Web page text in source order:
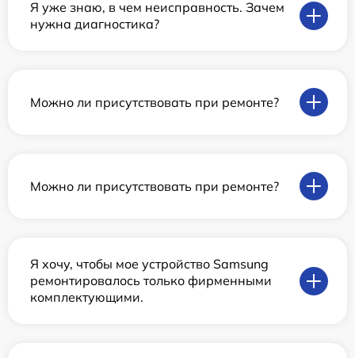
Я уже знаю, в чем неисправность. Зачем
нужна диагностика?
Можно ли присутствовать при ремонте?
Можно ли присутствовать при ремонте?
Я хочу, чтобы мое устройство Samsung
ремонтировалось только фирменными
комплектующими.